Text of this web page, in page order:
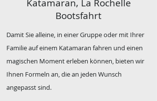
Katamaran, La Rochelle
Bootsfahrt
Damit Sie alleine, in einer Gruppe oder mit Ihrer
Familie auf einem Katamaran fahren und einen
magischen Moment erleben können, bieten wir
Ihnen Formeln an, die an jeden Wunsch
angepasst sind.